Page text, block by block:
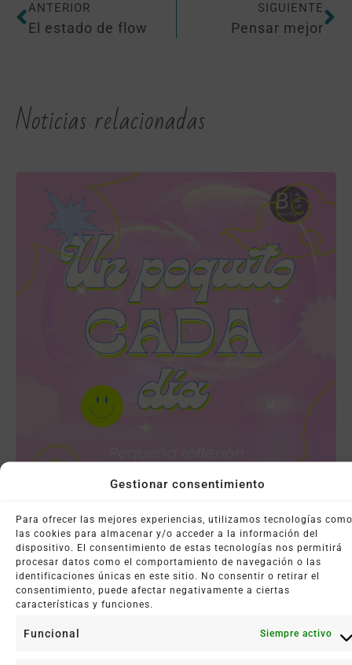
Gestionar consentimiento
Para ofrecer las mejores experiencias, utilizamos tecnologías como
las cookies para almacenar y/o acceder a la información del
dispositivo. El consentimiento de estas tecnologías nos permitirá
procesar datos como el comportamiento de navegación o las
identificaciones únicas en este sitio. No consentir o retirar el
consentimiento, puede afectar negativamente a ciertas
características y funciones.
Funcional Siempre activo
ANTERIOR
El estado de flow
SIGUIENTE
Pensar mejor
Noticias relacionadas
Un Poquito Cada Día
26 noviembre, 2025
Leer más +